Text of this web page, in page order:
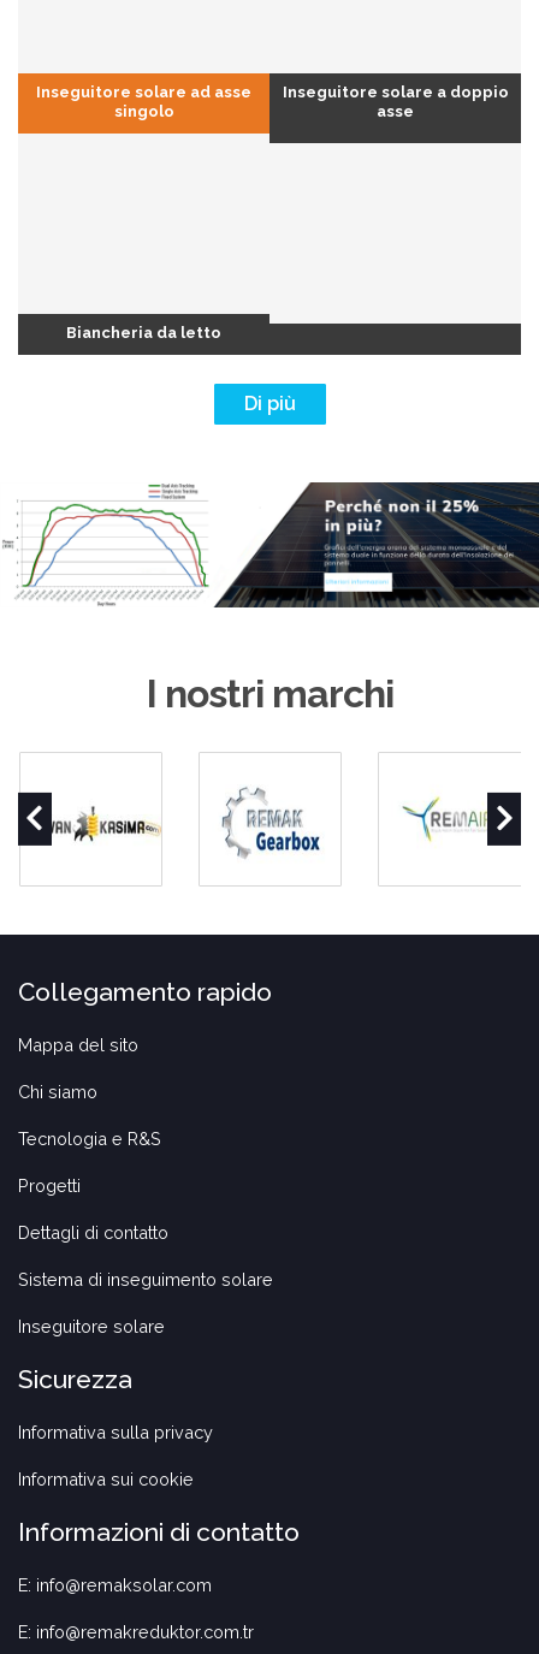
Inseguitore solare ad asse
singolo
Inseguitore solare a doppio
asse
Biancheria da letto
Di più
I nostri marchi
Collegamento rapido
Mappa del sito
Chi siamo
Tecnologia e R&S
Progetti
Dettagli di contatto
Sistema di inseguimento solare
Inseguitore solare
Sicurezza
Informativa sulla privacy
Informativa sui cookie
Informazioni di contatto
E: info@remaksolar.com
E: info@remakreduktor.com.tr